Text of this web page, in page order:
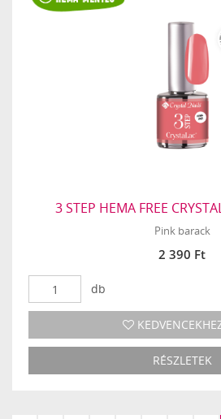
3 STEP HEMA FREE
Pink barack
2 390 Ft
db
RÉSZLETEK